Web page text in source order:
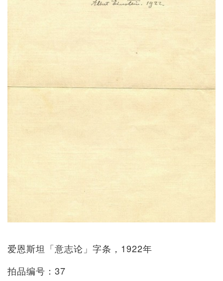
爱恩斯坦「意志论」字条，1922年
拍品编号：37